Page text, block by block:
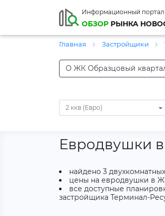
Информационный портал
ОБЗОР РЫНКА
Главная Застройщики
О ЖК Образцовый
2 ккв (Евро)
Евродвушки
найдено 3
цены на евродвушки в
все доступные
застройщика Терминал-